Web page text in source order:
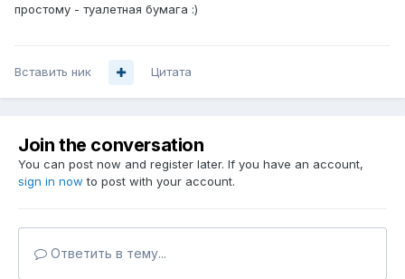
простому - туалетная бумага :)
Вставить ник Цитата
Join the conversation
You can post now and register later. If you have an account,
sign in now to post with your account.
Ответить в тему...